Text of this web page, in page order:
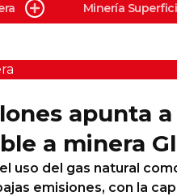
Minería
apunta
a minera
uso del gas natural
emisiones, con la